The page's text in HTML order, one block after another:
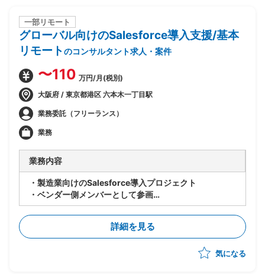
一部リモート
グローバル向けのSalesforce導入支援/基本
リモートのコンサルタント求人・案件
〜110 万円/月(税別)
大阪府 / 東京都港区 六本木一丁目駅
業務委託（フリーランス）
業務
業務内容
・製造業向けのSalesforce導入プロジェクト
・ベンダー側メンバーとして参画
・世界各国の拠点でのSalesforce共有に向けて、北
米・EU拠点へのSales Cloudの導入からスタート(全て
・10月までPoCを実施し、その後本格展開の予定
詳細を見る
気になる